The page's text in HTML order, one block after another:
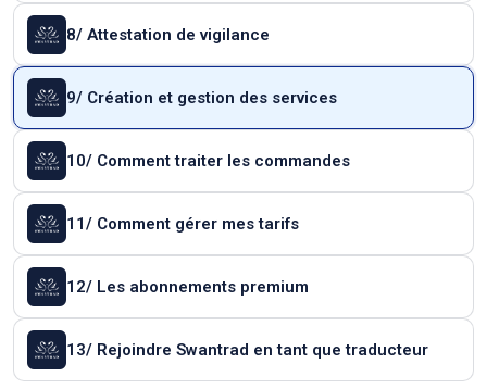
8/ Attestation de vigilance
9/ Création et gestion des services
10/ Comment traiter les commandes
11/ Comment gérer mes tarifs
12/ Les abonnements premium
13/ Rejoindre Swantrad en tant que traducteur